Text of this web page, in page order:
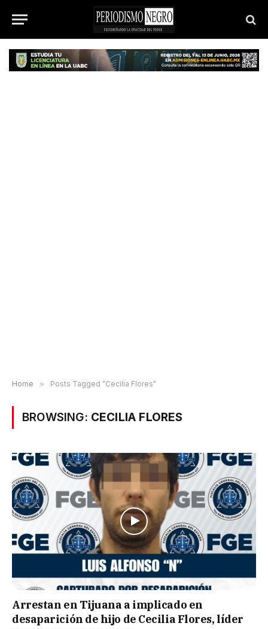
Home » Posts Tagged "Cecilia Flores"
BROWSING: CECILIA FLORES
Arrestan en Tijuana a implicado en
desaparición de hijo de Cecilia Flores, líder